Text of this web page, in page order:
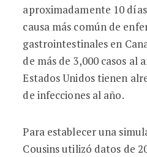
aproximadamente 10
causa más común de
gastrointestinales en
de más de 3,000 casos al
Estados Unidos tienen
de infecciones al año.
Para establecer una
Cousins utilizó datos de